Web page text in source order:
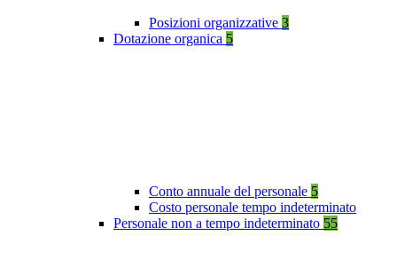
Posizioni organizzative 3
Dotazione organica 5
Conto annuale del personale 5
Costo personale tempo indeterminato
Personale non a tempo indeterminato 55